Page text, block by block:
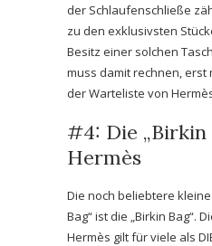
der Schlaufenschließe
zu den exklusivsten
Besitz einer solchen
muss damit rechnen,
der Warteliste von
#4: Die „Birkin
Hermès
Die noch beliebtere
Bag“ ist die „Birkin Bag“.
Hermès gilt für viele als